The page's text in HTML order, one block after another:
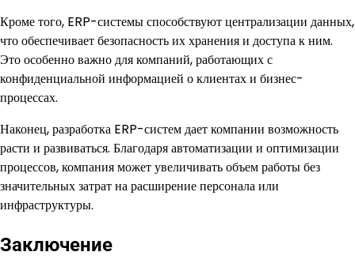
Кроме того, ERP-системы способствуют централизации данных,
что обеспечивает безопасность их хранения и доступа к ним.
Это особенно важно для компаний, работающих с
конфиденциальной информацией о клиентах и бизнес-
процессах.
Наконец, разработка ERP-систем дает компании возможность
расти и развиваться. Благодаря автоматизации и оптимизации
процессов, компания может увеличивать объем работы без
значительных затрат на расширение персонала или
инфраструктуры.
Заключение